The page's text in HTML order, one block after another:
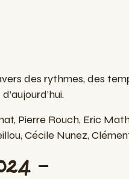
des rythmes, des
Pierre Rouch, Eric
Cécile Nunez,
–